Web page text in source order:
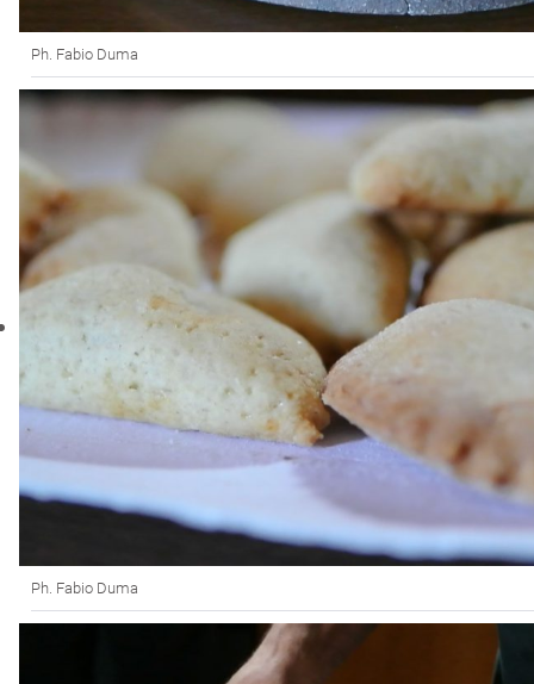
Ph. Fabio Duma
Ph. Fabio Duma